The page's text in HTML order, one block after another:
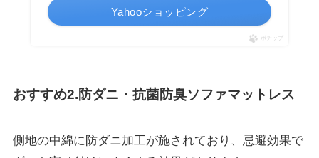
Yahooショッピング
ポチップ
おすすめ2.防ダニ・抗菌防臭ソファマットレス
側地の中綿に防ダニ加工が施されており、忌避効果で